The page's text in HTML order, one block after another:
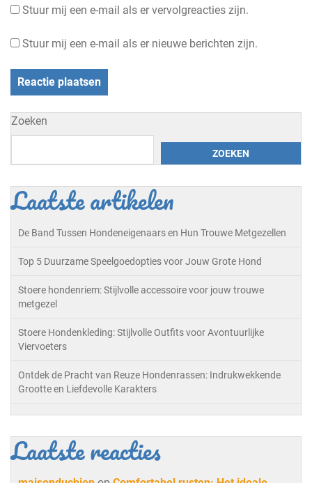
Stuur mij een e-mail als er vervolgreacties zijn.
Stuur mij een e-mail als er nieuwe berichten zijn.
Zoeken
ZOEKEN
Laatste artikelen
De Band Tussen Hondeneigenaars en Hun Trouwe Metgezellen
Top 5 Duurzame Speelgoedopties voor Jouw Grote Hond
Stoere hondenriem: Stijlvolle accessoire voor jouw trouwe
metgezel
Stoere Hondenkleding: Stijlvolle Outfits voor Avontuurlijke
Viervoeters
Ontdek de Pracht van Reuze Hondenrassen: Indrukwekkende
Grootte en Liefdevolle Karakters
Laatste reacties